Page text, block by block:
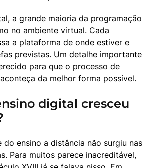
a grande maioria da programação
no ambiente virtual. Cada
a plataforma de onde estiver e
previstas. Um detalhe importante
para que o processo de
da melhor forma possível.
digital cresceu
do ensino a distância não surgiu nas
Para muitos parece inacreditável,